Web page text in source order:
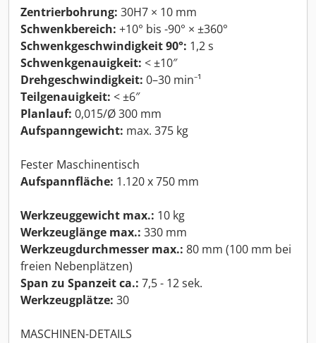
Zentrierbohrung: 30H7 × 10 mm
Schwenkbereich: +10° bis -90° × ±360°
Schwenkgeschwindigkeit 90°: 1,2 s
Schwenkgenauigkeit: < ±10″
Drehgeschwindigkeit: 0–30 min⁻¹
Teilgenauigkeit: < ±6″
Planlauf: 0,015/Ø 300 mm
Aufspanngewicht: max. 375 kg
Fester Maschinentisch
Aufspannfläche: 1.120 x 750 mm
Werkzeuggewicht max.: 10 kg
Werkzeuglänge max.: 330 mm
Werkzeugdurchmesser max.: 80 mm (100 mm bei
freien Nebenplätzen)
Span zu Spanzeit ca.: 7,5 - 12 sek.
Werkzeugplätze: 30
MASCHINEN-DETAILS